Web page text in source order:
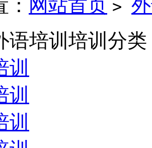
网站首页 >
语培训培训分类
训
训
训